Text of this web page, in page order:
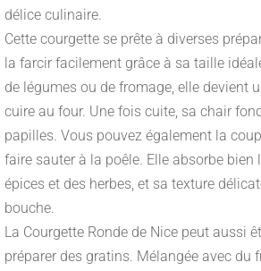
délice culinaire.
Cette courgette se prête à diverses
la farcir facilement grâce à sa taille
de légumes ou de fromage, elle devient
cuire au four. Une fois cuite, sa chair
papilles. Vous pouvez également la
faire sauter à la poêle. Elle absorbe bien
épices et des herbes, et sa texture
bouche.
La Courgette Ronde de Nice peut aussi
préparer des gratins. Mélangée avec du